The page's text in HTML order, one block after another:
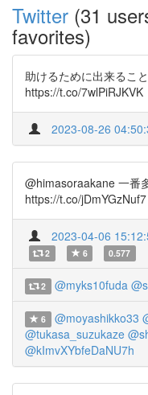
Twitter (31
favorites)
助けるために出来るこ
https://t.co/7wlPiRJKVK
2023-08-26
@himasoraakane 一番
https://t.co/
2023-04-06
2 6 0.577
2 @myks10fuda
6 @moyashikko33
@tukasa_suzukaze
@kImvXYbfeDaNU7h